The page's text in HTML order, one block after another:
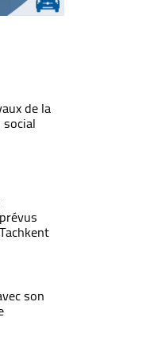
de la
son